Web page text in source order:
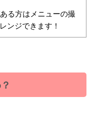
る方はメニューの撮
ンジできます！